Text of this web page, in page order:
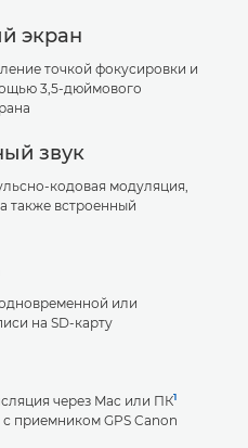
экран
точкой фокусировки и
3,5-дюймового
звук
кодовая модуляция,
также встроенный
или
на SD-карту
через Mac или ПК1
приемником GPS Canon